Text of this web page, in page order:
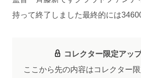
持って終了しました最終的には
コレクター限定アッ
ここから先の内容はコレクター